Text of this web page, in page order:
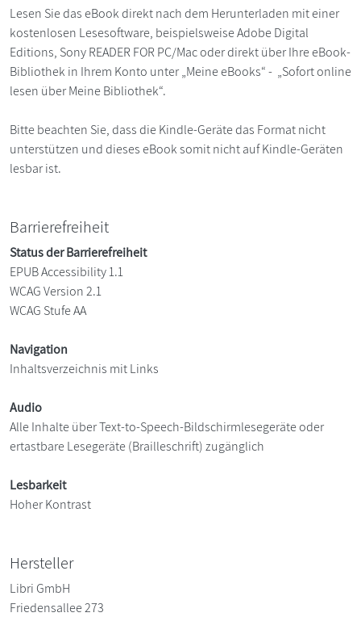
Lesen Sie das eBook direkt nach dem Herunterladen mit einer
kostenlosen Lesesoftware, beispielsweise Adobe Digital
Editions, Sony READER FOR PC/Mac oder direkt über Ihre eBook-
Bibliothek in Ihrem Konto unter „Meine eBooks“ - „Sofort online
lesen über Meine Bibliothek“.
Bitte beachten Sie, dass die Kindle-Geräte das Format nicht
unterstützen und dieses eBook somit nicht auf Kindle-Geräten
lesbar ist.
Barrierefreiheit
Status der Barrierefreiheit
EPUB Accessibility 1.1
WCAG Version 2.1
WCAG Stufe AA
Navigation
Inhaltsverzeichnis mit Links
Audio
Alle Inhalte über Text-to-Speech-Bildschirmlesegeräte oder
ertastbare Lesegeräte (Brailleschrift) zugänglich
Lesbarkeit
Hoher Kontrast
Hersteller
Libri GmbH
Friedensallee 273